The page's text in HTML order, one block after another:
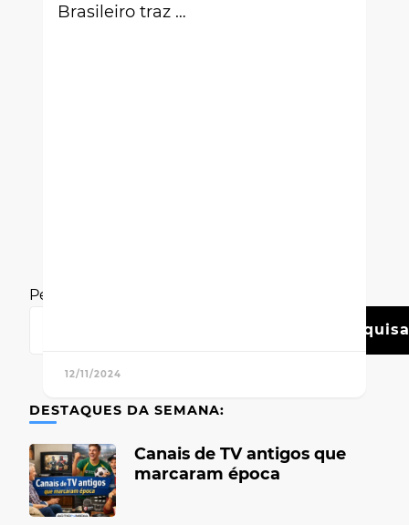
Brasileiro traz …
12/11/2024
Pesquisar
DESTAQUES DA SEMANA:
Canais de TV antigos que
marcaram época